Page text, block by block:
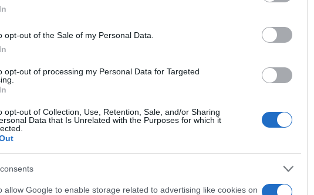
opt-out of the Sale of my Personal Data.
opt-out of processing my Personal Data for Targeted
opt-out of Collection, Use, Retention, Sale, and/or Sharing
Data that Is Unrelated with the Purposes for which it
allow Google to enable storage related to advertising like cookies on
επόμενη μέρα από τους κατοίκους που
έχασαν τις περιουσίες τους
μην μένεις στο σκοτάδι... ακολούθησε το Flash.gr